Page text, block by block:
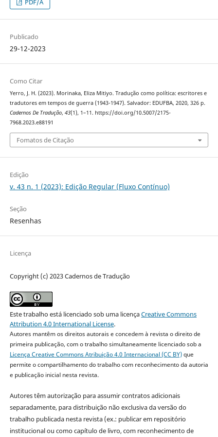
PDF/A
Publicado
29-12-2023
Como Citar
Yerro, J. H. (2023). Morinaka, Eliza Mitiyo. Tradução como política: escritores e
tradutores em tempos de guerra (1943-1947). Salvador: EDUFBA, 2020, 326 p.
Cadernos De Tradução, 43(1), 1–11. https://doi.org/10.5007/2175-
7968.2023.e88191
Fomatos de Citação
Edição
v. 43 n. 1 (2023): Edição Regular (Fluxo Contínuo)
Seção
Resenhas
Licença
Copyright (c) 2023 Cadernos de Tradução
Este trabalho está licenciado sob uma licençaCreative Commons
Attribution 4.0 International License.
Autores mantêm os direitos autorais e concedem à revista o direito de
primeira publicação, com o trabalho simultaneamente licenciado sob a
Licença Creative Commons Atribuição 4.0 Internacional (CC BY)que
permite o compartilhamento do trabalho com reconhecimento da autoria
e publicação inicial nesta revista.
Autores têm autorização para assumir contratos adicionais
separadamente, para distribuição não exclusiva da versão do
trabalho publicada nesta revista (ex.: publicar em repositório
institucional ou como capítulo de livro, com reconhecimento de